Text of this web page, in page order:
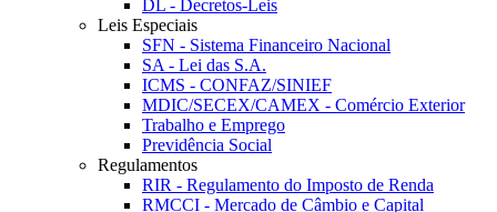
DL - Decretos-Leis
Leis Especiais
SFN - Sistema Financeiro Nacional
SA - Lei das S.A.
ICMS - CONFAZ/SINIEF
MDIC/SECEX/CAMEX - Comércio Exterior
Trabalho e Emprego
Previdência Social
Regulamentos
RIR - Regulamento do Imposto de Renda
RMCCI - Mercado de Câmbio e Capital